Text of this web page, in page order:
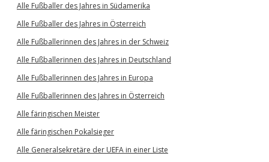
Alle Fußballer des Jahres in Südamerika
Alle Fußballer des Jahres in Österreich
Alle Fußballerinnen des Jahres in der Schweiz
Alle Fußballerinnen des Jahres in Deutschland
Alle Fußballerinnen des Jahres in Europa
Alle Fußballerinnen des Jahres in Österreich
Alle färingischen Meister
Alle färingischen Pokalsieger
Alle Generalsekretäre der UEFA in einer Liste